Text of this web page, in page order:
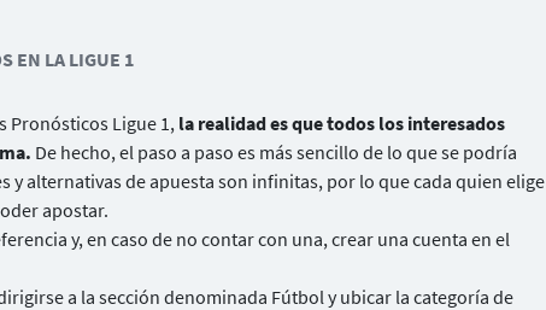
EN LA LIGUE 1
Pronósticos Ligue 1, la realidad es que todos los interesados
De hecho, el paso a paso es más sencillo de lo que se podría
y alternativas de apuesta son infinitas, por lo que cada quien elige
apostar.
y, en caso de no contar con una, crear una cuenta en el
a la sección denominada Fútbol y ubicar la categoría de